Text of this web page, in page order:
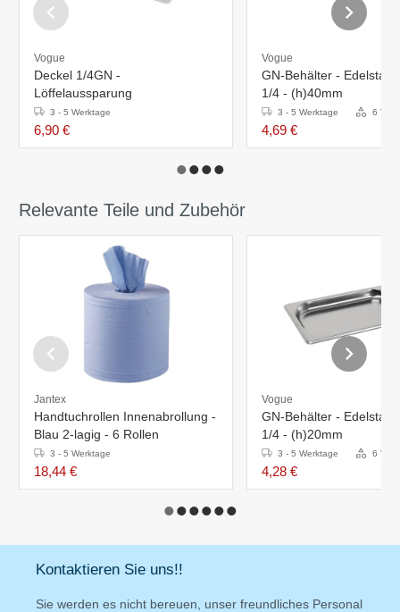
Vogue
Deckel 1/4GN -
Löffelaussparung
3 - 5 Werktage
6,90 €
Vogue
GN-Behälter - Edelstahl
1/4 - (h)40mm
3 - 5 Werktage 6
4,69 €
Relevante Teile und Zubehör
Jantex
Handtuchrollen Innenabrollung -
Blau 2-lagig - 6 Rollen
3 - 5 Werktage
18,44 €
Vogue
GN-Behälter - Edelstahl
1/4 - (h)20mm
3 - 5 Werktage 6
4,28 €
Kontaktieren Sie uns!!
Sie werden es nicht bereuen, unser freundliches Personal